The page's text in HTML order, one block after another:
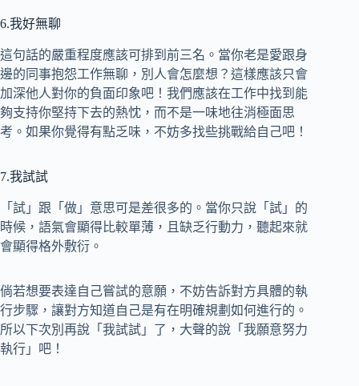
6.我好無聊
這句話的嚴重程度應該可排到前三名。當你老是愛跟身
邊的同事抱怨工作無聊，別人會怎麼想？這樣應該只會
加深他人對你的負面印象吧！我們應該在工作中找到能
夠支持你堅持下去的熱忱，而不是一味地往消極面思
考。如果你覺得有點乏味，不妨多找些挑戰給自己吧！
7.我試試
「試」跟「做」意思可是差很多的。當你只說「試」的
時候，語氣會顯得比較單薄，且缺乏行動力，聽起來就
會顯得格外敷衍。
倘若想要表達自己嘗試的意願，不妨告訴對方具體的執
行步驟，讓對方知道自己是有在明確規劃如何進行的。
所以下次別再說「我試試」了，大聲的說「我願意努力
執行」吧！